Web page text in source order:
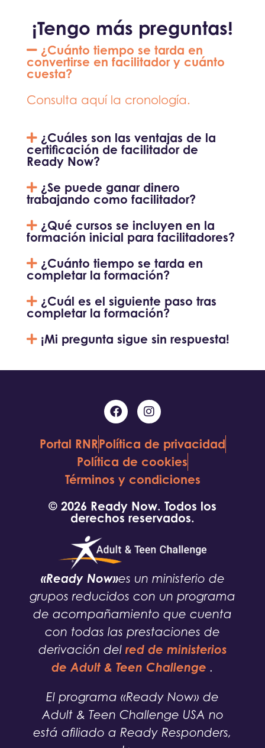
¡Tengo más preguntas!
¿Cuánto tiempo se tarda en
convertirse en facilitador y cuánto
cuesta?
Consulta aquí la cronología.
¿Cuáles son las ventajas de la
certificación de facilitador de
Ready Now?
¿Se puede ganar dinero
trabajando como facilitador?
¿Qué cursos se incluyen en la
formación inicial para facilitadores?
¿Cuánto tiempo se tarda en
completar la formación?
¿Cuál es el siguiente paso tras
completar la formación?
¡Mi pregunta sigue sin respuesta!
Portal RNRPolítica de privacidad
Política de cookies
Términos y condiciones
© 2026 Ready Now. Todos los
derechos reservados.
«Ready Now»es un ministerio de
grupos reducidos con un programa
de acompañamiento que cuenta
con todas las prestaciones de
derivación del red de ministerios
de Adult & Teen Challenge .
El programa «Ready Now» de
Adult & Teen Challenge USA no
está afiliado a Ready Responders,